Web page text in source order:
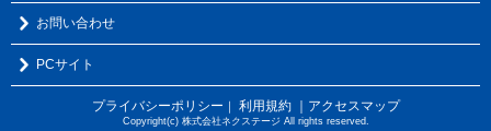
お問い合わせ
PCサイト
プライバシーポリシー ｜ 利用規約 ｜アクセスマップ
Copyright(c) 株式会社ネクステージ All rights reserved.